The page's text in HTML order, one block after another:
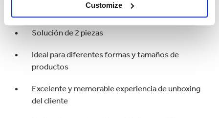
Customize
artículo premium y/o frágil
Solución de 2 piezas
Ideal para diferentes formas y tamaños de
productos
Excelente y memorable experiencia de unboxing
del cliente